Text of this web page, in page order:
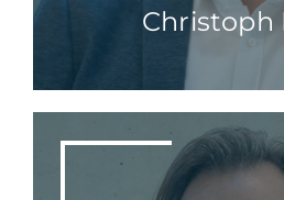
Christoph